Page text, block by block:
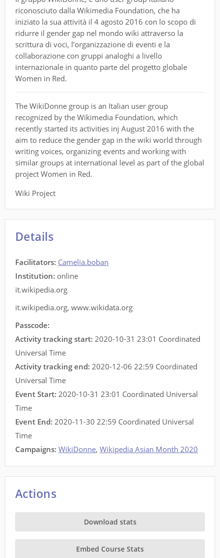
riconosciuto dalla Wikimedia Foundation, che ha
iniziato la sua attività il 4 agosto 2016 con lo scopo di
ridurre il gender gap nel mondo wiki attraverso la
scrittura di voci, l’organizzazione di eventi e la
collaborazione con gruppi analoghi a livello
internazionale in quanto parte del progetto globale
Women in Red.
The WikiDonne group is an Italian user group
recognized by the Wikimedia Foundation, which
recently started its activities inj August 2016 with the
aim to reduce the gender gap in the wiki world through
writing voices, organizing events and working with
similar groups at international level as part of the global
project Women in Red.
Wiki Project
Details
Facilitators: Camelia.boban
Institution: online
it.wikipedia.org
it.wikipedia.org, www.wikidata.org
Passcode:
Activity tracking start: 2020-10-31 23:01 Coordinated
Universal Time
Activity tracking end: 2020-12-06 22:59 Coordinated
Universal Time
Event Start: 2020-10-31 23:01 Coordinated Universal
Time
Event End: 2020-11-30 22:59 Coordinated Universal
Time
Campaigns: WikiDonne, Wikipedia Asian Month 2020
Actions
Download stats
Embed Course Stats